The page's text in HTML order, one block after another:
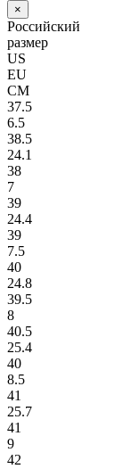
×
Российский
размер
US
EU
СМ
37.5
6.5
38.5
24.1
38
7
39
24.4
39
7.5
40
24.8
39.5
8
40.5
25.4
40
8.5
41
25.7
41
9
42